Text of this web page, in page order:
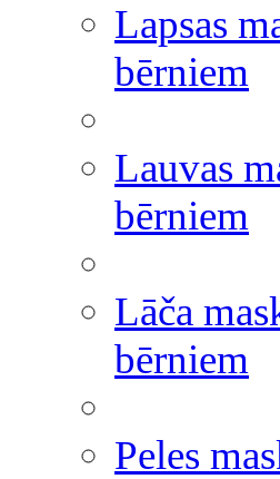
Lapsas
bērniem
Lauvas
bērniem
Lāča
bērniem
Peles